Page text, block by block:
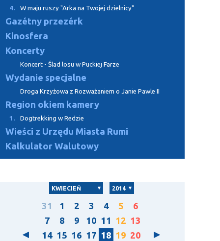
4.
W maju ruszy "Arka na Twojej dzielnicy"
Gazétny przezérk
Kinosfera
Koncerty
Koncert - Ślad losu w Puckiej Farze
Wydanie specjalne
Droga Krzyżowa z Rozważaniem o Janie Pawle II
Region okiem kamery
1. Dogtrekking w Redzie
Wieści z Urzędu Miasta Rumi
Kalkulator Walutowy
KWIECIEŃ 2014
31 1 2 3 4 5
6
7
8 9 10 11 12 13
14 15 16 17 18 19 20